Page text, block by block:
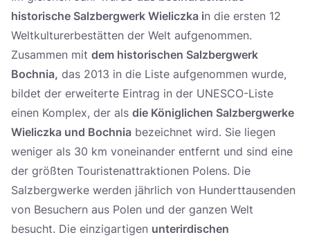
historische Salzbergwerk Wieliczka in die ersten 12
Weltkulturerbestätten der Welt aufgenommen.
Zusammen mit dem historischen Salzbergwerk
Bochnia, das 2013 in die Liste aufgenommen wurde,
bildet der erweiterte Eintrag in der UNESCO-Liste
einen Komplex, der als die Königlichen Salzbergwerke
Wieliczka und Bochnia bezeichnet wird. Sie liegen
weniger als 30 km voneinander entfernt und sind eine
der größten Touristenattraktionen Polens. Die
Salzbergwerke werden jährlich von Hunderttausenden
von Besuchern aus Polen und der ganzen Welt
besucht. Die einzigartigen unterirdischen